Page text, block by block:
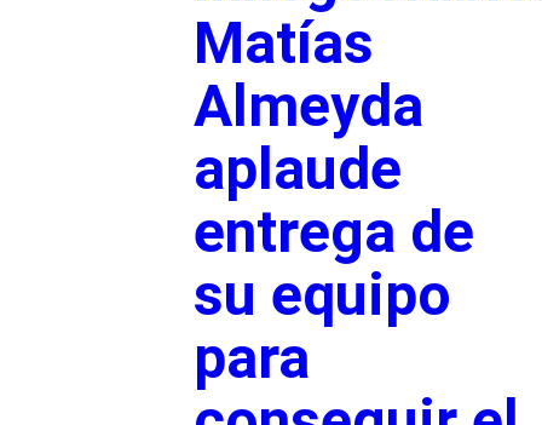
Matías
Almeyda
aplaude
entrega de
su equipo
para